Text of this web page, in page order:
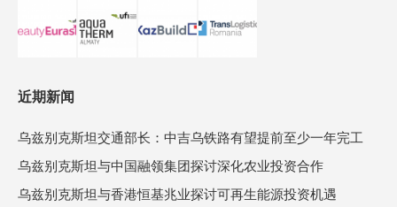
近期新闻
乌兹别克斯坦交通部长：中吉乌铁路有望提前至少一年完工
乌兹别克斯坦与中国融领集团探讨深化农业投资合作
乌兹别克斯坦与香港恒基兆业探讨可再生能源投资机遇